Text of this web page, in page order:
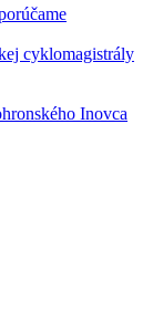
cyklomagistrály
Inovca